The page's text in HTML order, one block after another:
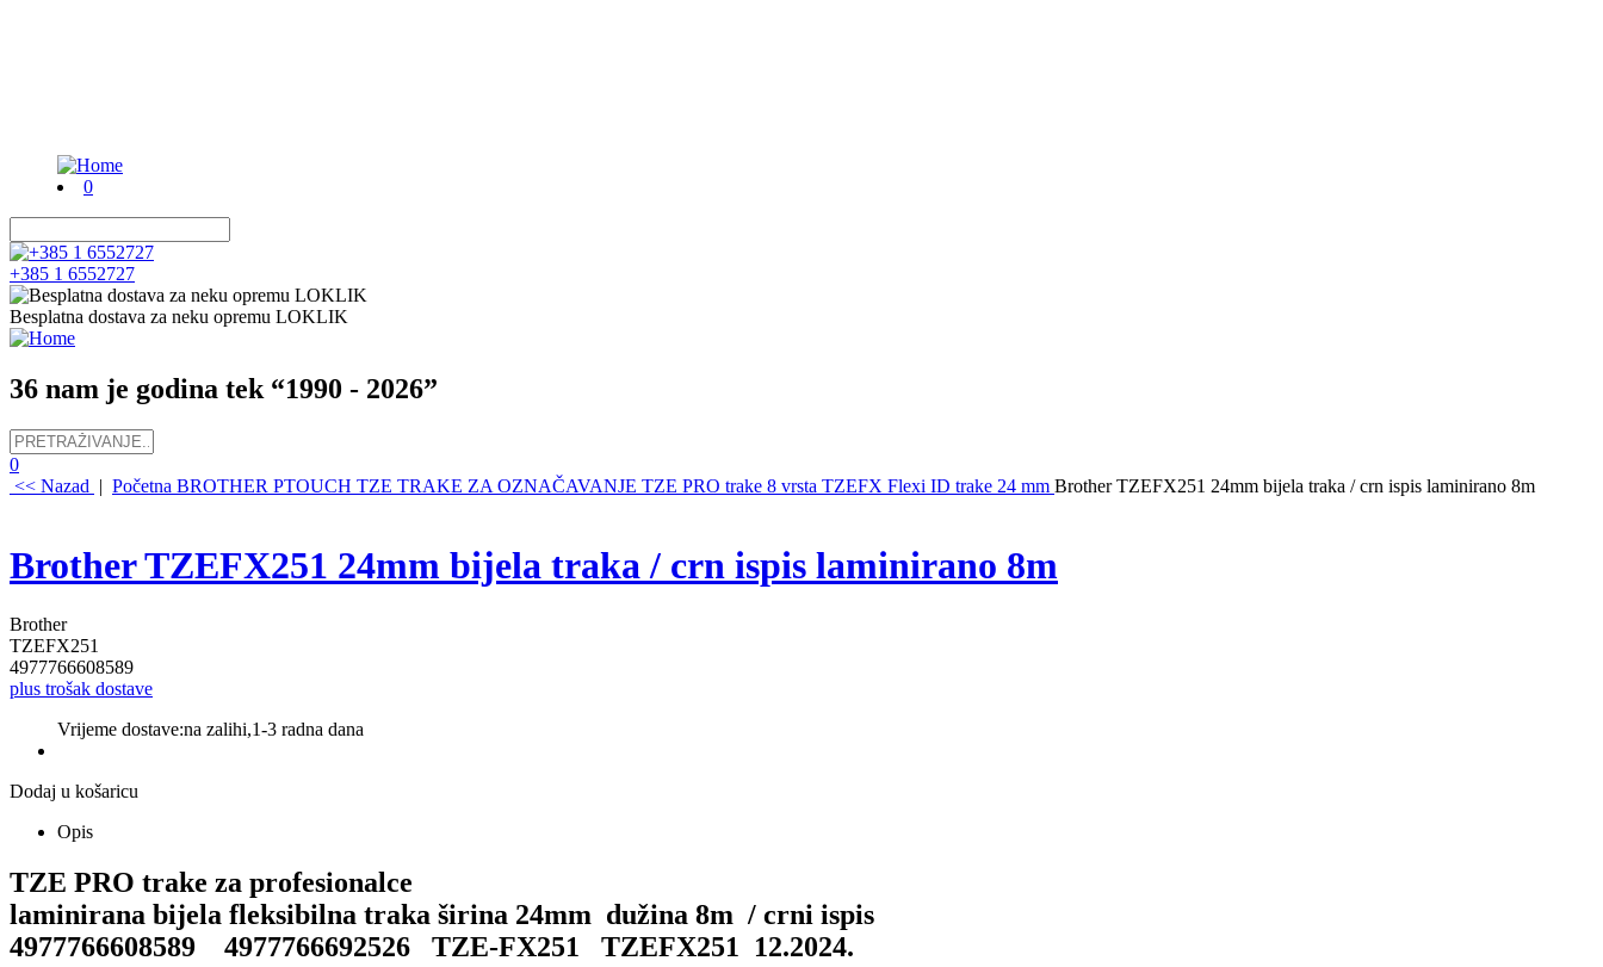
0
+385 1 6552727
Besplatna dostava za neku opremu LOKLIK
36 nam je godina tek “1990 - 2026”
0
<< Nazad | Početna BROTHER PTOUCH TZE TRAKE ZA OZNAČAVANJE TZE PRO trake 8 vrsta TZEFX Flexi ID trake 24 mm Brother TZEFX251 24mm bijela traka / crn ispis laminirano 8m
Brother TZEFX251 24mm bijela traka / crn ispis laminirano 8m
Brother
TZEFX251
4977766608589
plus trošak dostave
Vrijeme dostave:na zalihi,1-3 radna dana
Dodaj u košaricu
Opis
TZE PRO trake za profesionalce
laminirana bijela fleksibilna traka širina 24mm dužina 8m / crni ispis
4977766608589 4977766692526 TZE-FX251 TZEFX251 12.2024.